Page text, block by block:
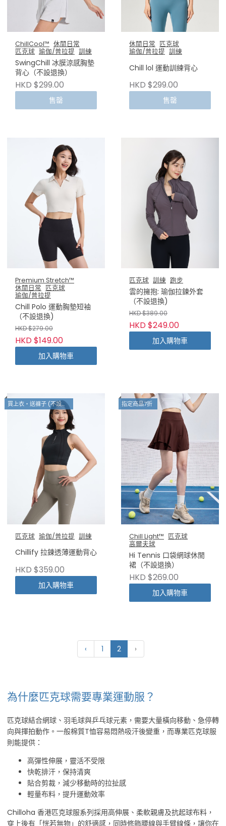
ChillCool™ 休閒日常
匹克球 瑜伽/普拉提 訓練
SwingChill 冰膜涼感胸墊
背心（不設退換）
HKD $299.00
售罄
休閒日常 匹克球
瑜伽/普拉提 訓練
Chill lol 運動訓練背心
HKD $299.00
售罄
Premium Stretch™
休閒日常 匹克球
瑜伽/普拉提
Chill Polo 運動胸墊短袖
（不設退換)
HKD $279.00
HKD $149.00
加入購物車
匹克球 訓練 跑步
雲的擁抱: 瑜伽拉鍊外套
（不設退換)
HKD $389.00
HKD $249.00
加入購物車
買上衣・送褲子 (不設退換)
匹克球 瑜伽/普拉提 訓練
Chillify 拉鍊透薄運動背心
HKD $359.00
加入購物車
指定商品7折
Chill Light™ 匹克球
高爾夫球
Hi Tennis 口袋網球休閒
裙（不設退換）
HKD $269.00
加入購物車
‹ 1 2 ›
為什麼匹克球需要專業運動服？
匹克球結合網球、羽毛球與乒乓球元素，需要大量橫向移動、急停轉
向與揮拍動作。一般棉質T恤容易悶熱吸汗後變重，而專業匹克球服
則能提供：
高彈性伸展，靈活不受限
快乾排汗，保持清爽
貼合剪裁，減少移動時的拉扯感
輕量布料，提升運動效率
Chilloha 香港匹克球服系列採用高伸展、柔軟親膚及抗起球布料，
穿上後有「恍若無物」的舒適感，同時修飾腰線與手臂線條，讓你在